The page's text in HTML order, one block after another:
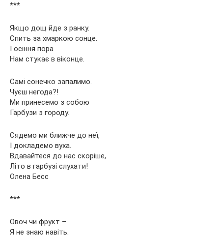
***
Якщо дощ йде з ранку.
Спить за хмаркою сонце.
І осіння пора
Нам стукає в віконце.
Самі сонечко запалимо.
Чуєш негода?!
Ми принесемо з собою
Гарбузи з городу.
Сядемо ми ближче до неї,
І докладемо вуха.
Вдавайтеся до нас скоріше,
Літо в гарбузі слухати!
Олена Бесс
***
Овоч чи фрукт –
Я не знаю навіть.